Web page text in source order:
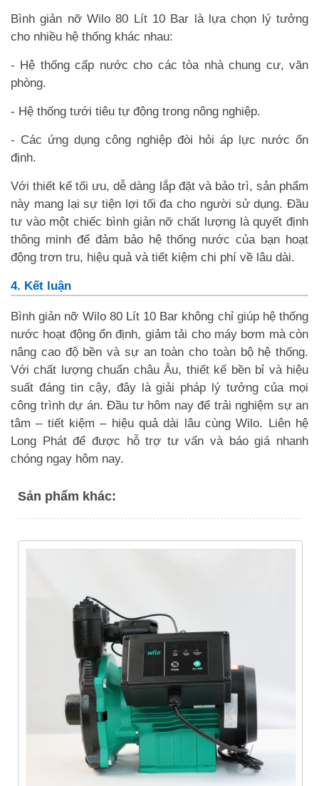
Bình giản nỡ Wilo 80 Lít 10 Bar là lựa chọn lý tưởng
cho nhiều hệ thống khác nhau:
- Hệ thống cấp nước cho các tòa nhà chung cư, văn
phòng.
- Hệ thống tưới tiêu tự động trong nông nghiệp.
- Các ứng dụng công nghiệp đòi hỏi áp lực nước ổn
định.
Với thiết kế tối ưu, dễ dàng lắp đặt và bảo trì, sản phẩm
này mang lại sự tiện lợi tối đa cho người sử dụng. Đầu
tư vào một chiếc bình giản nỡ chất lượng là quyết định
thông minh để đảm bảo hệ thống nước của bạn hoạt
động trơn tru, hiệu quả và tiết kiệm chi phí về lâu dài.
4. Kết luận
Bình giản nỡ Wilo 80 Lít 10 Bar không chỉ giúp hệ thống
nước hoạt động ổn định, giảm tải cho máy bơm mà còn
nâng cao độ bền và sự an toàn cho toàn bộ hệ thống.
Với chất lượng chuẩn châu Âu, thiết kế bền bỉ và hiệu
suất đáng tin cậy, đây là giải pháp lý tưởng của mọi
công trình dự án. Đầu tư hôm nay để trải nghiệm sự an
tâm – tiết kiệm – hiệu quả dài lâu cùng Wilo. Liên hệ
Long Phát để được hỗ trợ tư vấn và báo giá nhanh
chóng ngay hôm nay.
Sản phẩm khác: